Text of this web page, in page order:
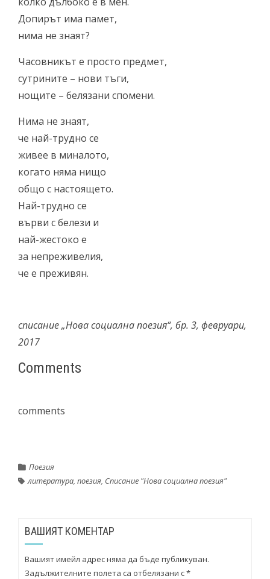
Допирът има памет,
нима не знаят?
Часовникът е просто предмет,
сутрините – нови тъги,
нощите – белязани спомени.
Нима не знаят,
че най-трудно се
живее в миналото,
когато няма нищо
общо с настоящето.
Най-трудно се
върви с белези и
най-жестоко е
за непреживелия,
че е преживян.
списание „Нова социална поезия“, бр. 3, февруари,
2017
Comments
comments
Поезия
литература, поезия, Списание "Нова социална поезия"
ВАШИЯТ КОМЕНТАР
Вашият имейл адрес няма да бъде публикуван.
Задължителните полета са отбелязани с*